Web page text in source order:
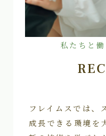
私たちと
フレイムスでは、
成長できる環境を